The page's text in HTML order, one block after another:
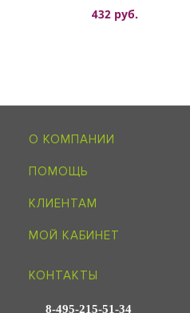
432 руб.
О КОМПАНИИ
ПОМОЩЬ
КЛИЕНТАМ
МОЙ КАБИНЕТ
КОНТАКТЫ
8-495-215-51-34